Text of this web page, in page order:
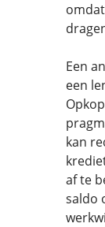
Een
een
kan
af te
saldo